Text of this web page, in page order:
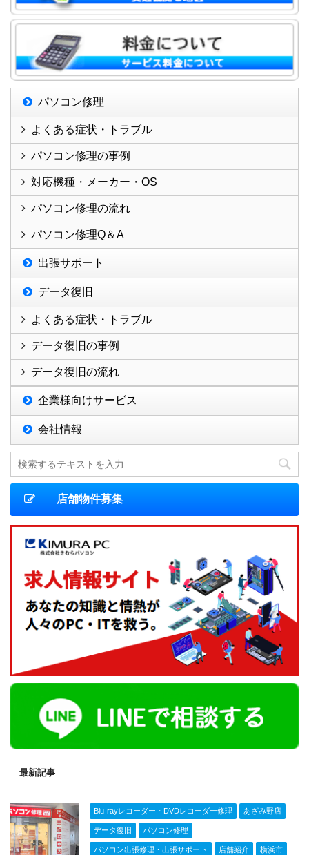
パソコン修理
よくある症状・トラブル
パソコン修理の事例
対応機種・メーカー・OS
パソコン修理の流れ
パソコン修理Q＆A
出張サポート
データ復旧
よくある症状・トラブル
データ復旧の事例
データ復旧の流れ
企業様向けサービス
会社情報
店舗物件募集
最新記事
Blu-rayレコーダー・DVDレコーダー修理 あざみ野店
データ復旧 パソコン修理
パソコン出張修理・出張サポート 店舗紹介 横浜市